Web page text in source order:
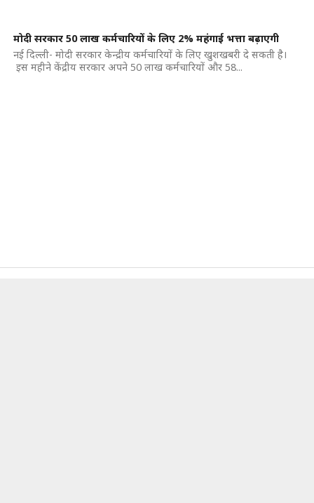
मोदी सरकार 50 लाख कर्मचारियों के लिए 2% महंगाई भत्ता बढ़ाएगी
नई दिल्ली- मोदी सरकार केन्द्रीय कर्मचारियों के लिए खुशखबरी दे सकती है।
इस महीने केंद्रीय सरकार अपने 50 लाख कर्मचारियों और 58...